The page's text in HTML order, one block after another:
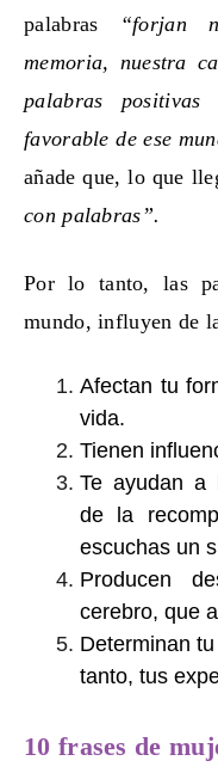
palabras
“forjan
memoria, nuestra
palabras
favorable de ese
añade que, lo que
con palabras”.
Por lo tanto, las
mundo, influyen de
Afectan tu
vida.
Tienen
Te ayudan a
de la
escuchas un
Producen
cerebro, que
Determinan
tanto, tus
10 frases de